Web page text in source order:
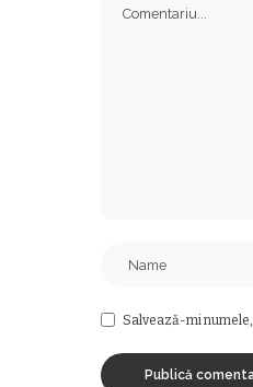
Salvează-mi